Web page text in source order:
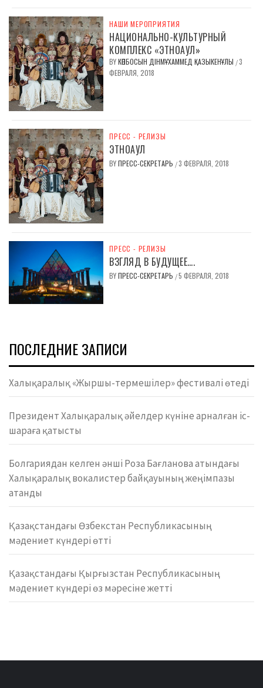
НАШИ МЕРОПРИЯТИЯ
НАЦИОНАЛЬНО-КУЛЬТУРНЫЙ
КОМПЛЕКС «ЭТНОАУЛ»
BYКӨПБОСЫН ДІНМҰХАММЕД ҚАЗЫКЕНҰЛЫ /3
ФЕВРАЛЯ, 2018
ПРЕСС - РЕЛИЗЫ
ЭТНОАУЛ
BYПРЕСС-СЕКРЕТАРЬ /3 ФЕВРАЛЯ, 2018
ПРЕСС - РЕЛИЗЫ
ВЗГЛЯД В БУДУЩЕЕ….
BYПРЕСС-СЕКРЕТАРЬ /5 ФЕВРАЛЯ, 2018
ПОСЛЕДНИЕ ЗАПИСИ
Халықаралық «Жыршы-термешілер» фестивалі өтеді
Президент Халықаралық әйелдер күніне арналған іс-
шараға қатысты
Болгариядан келген әнші Роза Бағланова атындағы
Халықаралық вокалистер байқауының жеңімпазы
атанды
Қазақстандағы Өзбекстан Республикасының
мәдениет күндері өтті
Қазақстандағы Қырғызстан Республикасының
мәдениет күндері өз мәресіне жетті